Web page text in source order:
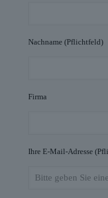
Nachname (Pflichtfeld)
Firma
Ihre E-Mail-Adresse